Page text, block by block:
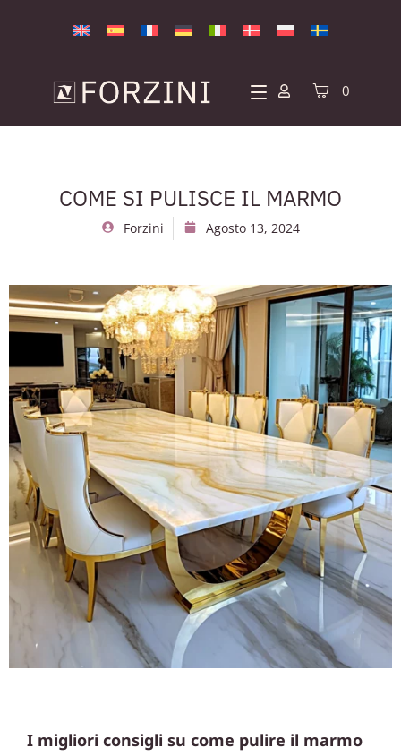
0
COME SI PULISCE IL MARMO
Forzini Agosto 13, 2024
I migliori consigli su come pulire il marmo